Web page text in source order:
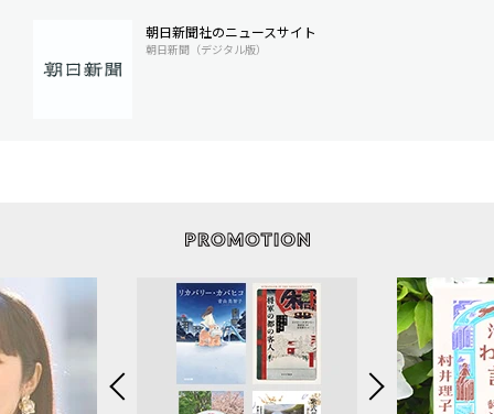
朝日新聞社のニュースサイト
朝日新聞（デジタル版）